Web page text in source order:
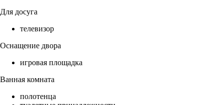
Для досуга
телевизор
Оснащение двора
игровая площадка
Ванная комната
полотенца